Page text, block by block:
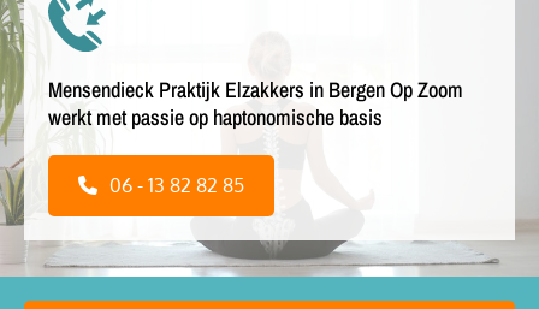
Mensendieck Praktijk Elzakkers in Bergen Op Zoom
werkt met passie op haptonomische basis
06 - 13 82 82 85